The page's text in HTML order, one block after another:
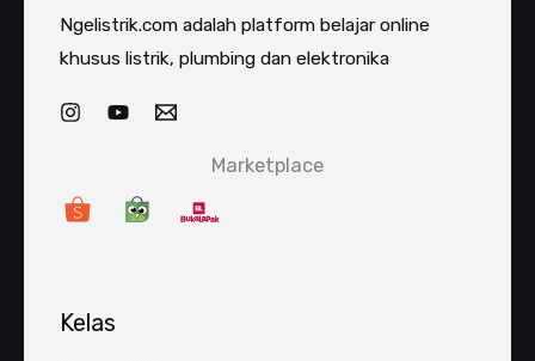
Ngelistrik.com adalah platform belajar online
khusus listrik, plumbing dan elektronika
Marketplace
Kelas